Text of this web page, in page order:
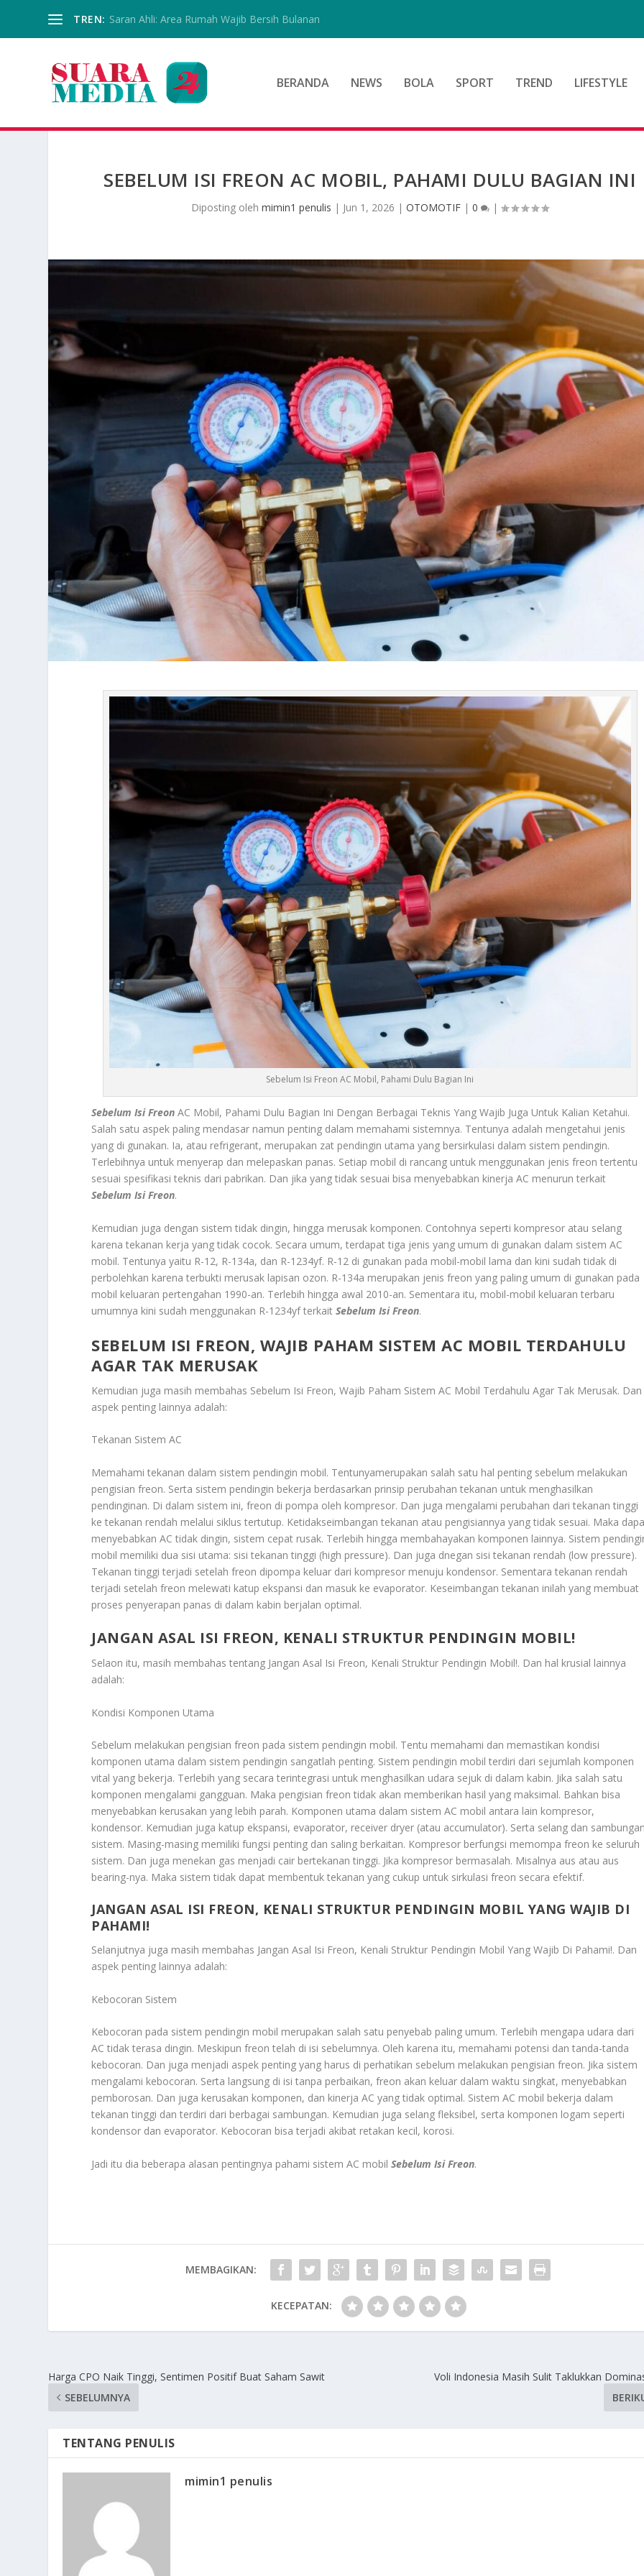
TREN: Saran Ahli: Area Rumah Wajib Bersih Bulanan
BERANDA NEWS BOLA SPORT TREND LIFESTYLE
SEBELUM ISI FREON AC MOBIL, PAHAMI DULU BAGIAN INI
Diposting olehmimin1 penulis | Jun 1, 2026 |OTOMOTIF |0 |
Sebelum Isi Freon AC Mobil, Pahami Dulu Bagian Ini
Sebelum Isi Freon AC Mobil, Pahami Dulu Bagian Ini Dengan Berbagai Teknis Yang Wajib Juga Untuk Kalian Ketahui.
Salah satu aspek paling mendasar namun penting dalam memahami sistemnya. Tentunya adalah mengetahui jenis
yang di gunakan. Ia, atau refrigerant, merupakan zat pendingin utama yang bersirkulasi dalam sistem pendingin.
Terlebihnya untuk menyerap dan melepaskan panas. Setiap mobil di rancang untuk menggunakan jenis freon tertentu
sesuai spesifikasi teknis dari pabrikan. Dan jika yang tidak sesuai bisa menyebabkan kinerja AC menurun terkait
Sebelum Isi Freon.
Kemudian juga dengan sistem tidak dingin, hingga merusak komponen. Contohnya seperti kompresor atau selang
karena tekanan kerja yang tidak cocok. Secara umum, terdapat tiga jenis yang umum di gunakan dalam sistem AC
mobil. Tentunya yaitu R-12, R-134a, dan R-1234yf. R-12 di gunakan pada mobil-mobil lama dan kini sudah tidak di
perbolehkan karena terbukti merusak lapisan ozon. R-134a merupakan jenis freon yang paling umum di gunakan pada
mobil keluaran pertengahan 1990-an. Terlebih hingga awal 2010-an. Sementara itu, mobil-mobil keluaran terbaru
umumnya kini sudah menggunakan R-1234yf terkaitSebelum Isi Freon.
SEBELUM ISI FREON, WAJIB PAHAM SISTEM AC MOBIL TERDAHULU
AGAR TAK MERUSAK
Kemudian juga masih membahas Sebelum Isi Freon, Wajib Paham Sistem AC Mobil Terdahulu Agar Tak Merusak. Dan
aspek penting lainnya adalah:
Tekanan Sistem AC
Memahami tekanan dalam sistem pendingin mobil. Tentunyamerupakan salah satu hal penting sebelum melakukan
pengisian freon. Serta sistem pendingin bekerja berdasarkan prinsip perubahan tekanan untuk menghasilkan
pendinginan. Di dalam sistem ini, freon di pompa oleh kompresor. Dan juga mengalami perubahan dari tekanan tinggi
ke tekanan rendah melalui siklus tertutup. Ketidakseimbangan tekanan atau pengisiannya yang tidak sesuai. Maka
menyebabkan AC tidak dingin, sistem cepat rusak. Terlebih hingga membahayakan komponen lainnya. Sistem
mobil memiliki dua sisi utama: sisi tekanan tinggi (high pressure). Dan juga dnegan sisi tekanan rendah (low pressure).
Tekanan tinggi terjadi setelah freon dipompa keluar dari kompresor menuju kondensor. Sementara tekanan rendah
terjadi setelah freon melewati katup ekspansi dan masuk ke evaporator. Keseimbangan tekanan inilah yang membuat
proses penyerapan panas di dalam kabin berjalan optimal.
JANGAN ASAL ISI FREON, KENALI STRUKTUR PENDINGIN MOBIL!
Selaon itu, masih membahas tentang Jangan Asal Isi Freon, Kenali Struktur Pendingin Mobil!. Dan hal krusial lainnya
adalah:
Kondisi Komponen Utama
Sebelum melakukan pengisian freon pada sistem pendingin mobil. Tentu memahami dan memastikan kondisi
komponen utama dalam sistem pendingin sangatlah penting. Sistem pendingin mobil terdiri dari sejumlah komponen
vital yang bekerja. Terlebih yang secara terintegrasi untuk menghasilkan udara sejuk di dalam kabin. Jika salah satu
komponen mengalami gangguan. Maka pengisian freon tidak akan memberikan hasil yang maksimal. Bahkan bisa
menyebabkan kerusakan yang lebih parah. Komponen utama dalam sistem AC mobil antara lain kompresor,
kondensor. Kemudian juga katup ekspansi, evaporator, receiver dryer (atau accumulator). Serta selang dan
sistem. Masing-masing memiliki fungsi penting dan saling berkaitan. Kompresor berfungsi memompa freon ke seluruh
sistem. Dan juga menekan gas menjadi cair bertekanan tinggi. Jika kompresor bermasalah. Misalnya aus atau aus
bearing-nya. Maka sistem tidak dapat membentuk tekanan yang cukup untuk sirkulasi freon secara efektif.
JANGAN ASAL ISI FREON, KENALI STRUKTUR PENDINGIN MOBIL YANG WAJIB DI
PAHAMI!
Selanjutnya juga masih membahas Jangan Asal Isi Freon, Kenali Struktur Pendingin Mobil Yang Wajib Di Pahami!. Dan
aspek penting lainnya adalah:
Kebocoran Sistem
Kebocoran pada sistem pendingin mobil merupakan salah satu penyebab paling umum. Terlebih mengapa udara dari
AC tidak terasa dingin. Meskipun freon telah di isi sebelumnya. Oleh karena itu, memahami potensi dan tanda-tanda
kebocoran. Dan juga menjadi aspek penting yang harus di perhatikan sebelum melakukan pengisian freon. Jika sistem
mengalami kebocoran. Serta langsung di isi tanpa perbaikan, freon akan keluar dalam waktu singkat, menyebabkan
pemborosan. Dan juga kerusakan komponen, dan kinerja AC yang tidak optimal. Sistem AC mobil bekerja dalam
tekanan tinggi dan terdiri dari berbagai sambungan. Kemudian juga selang fleksibel, serta komponen logam seperti
kondensor dan evaporator. Kebocoran bisa terjadi akibat retakan kecil, korosi.
Jadi itu dia beberapa alasan pentingnya pahami sistem AC mobilSebelum Isi Freon.
MEMBAGIKAN:
KECEPATAN:
Harga CPO Naik Tinggi, Sentimen Positif Buat Saham Sawit
SEBELUMNYA
Voli Indonesia Masih Sulit Taklukkan
TENTANG PENULIS
mimin1 penulis